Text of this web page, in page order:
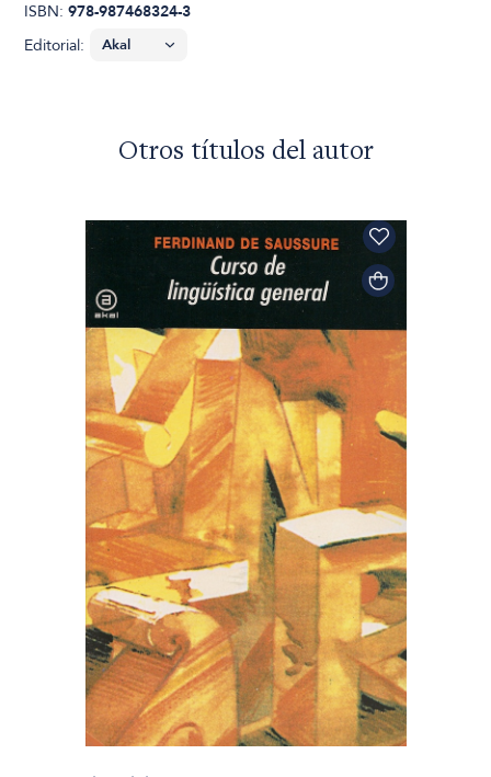
ISBN:978-987468324-3
Editorial:
Otros títulos del autor